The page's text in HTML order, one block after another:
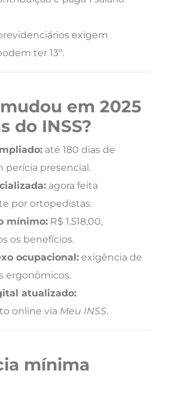
exigem
ter 13º.
em 2025
do INSS?
até 180 dias de
perícia presencial.
agora feita
por ortopedistas.
mínimo: R$ 1.518,00,
os benefícios.
ocupacional: exigência de
ergonômicos.
atualizado:
online via Meu INSS.
mínima